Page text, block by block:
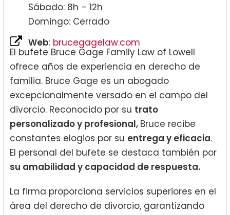
Sábado: 8h – 12h
Domingo: Cerrado
Web: brucegagelaw.com
El bufete Bruce Gage Family Law of Lowell
ofrece años de experiencia en derecho de
familia. Bruce Gage es un abogado
excepcionalmente versado en el campo del
divorcio. Reconocido por su trato
personalizado y profesional, Bruce recibe
constantes elogios por su entrega y eficacia.
El personal del bufete se destaca también por
su amabilidad y capacidad de respuesta.
La firma proporciona servicios superiores en el
área del derecho de divorcio, garantizando